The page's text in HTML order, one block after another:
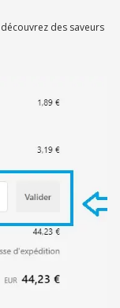
découvrez des saveurs